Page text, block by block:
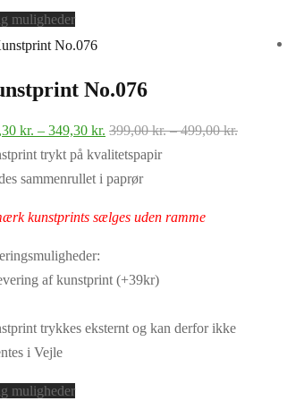
mulighederDette
vare
flere
Mulighederne
kan
vælges
på
No.076
kr. – 349,30 kr. Prisinterval:
279,30 kr.
til
399,00kr. – 499,00kr.Prisinterval:
trykt på kvalitetspapir
sammenrullet i paprør
kunstprints sælges uden ramme
af kunstprint (+39kr)
trykkes eksternt og kan derfor ikke
i Vejle
mulighederDette